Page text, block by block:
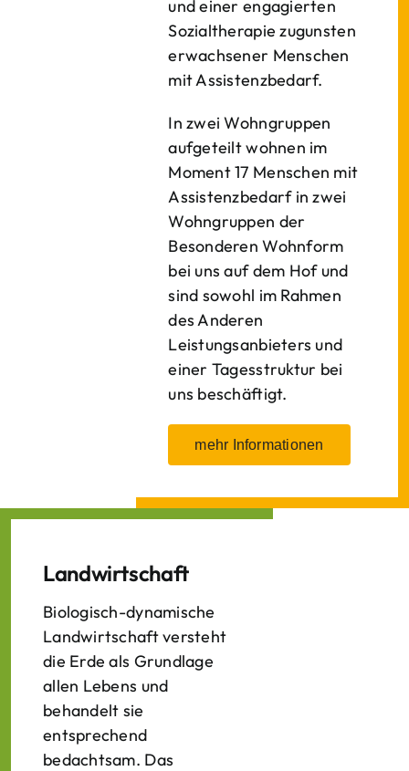
und einer engagierten
Sozialtherapie zugunsten
erwachsener Menschen
mit Assistenzbedarf.
In zwei Wohngruppen
aufgeteilt wohnen im
Moment 17 Menschen mit
Assistenzbedarf in zwei
Wohngruppen der
Besonderen Wohnform
bei uns auf dem Hof und
sind sowohl im Rahmen
des Anderen
Leistungsanbieters und
einer Tagesstruktur bei
uns beschäftigt.
mehr Informationen
Landwirtschaft
Biologisch-dynamische
Landwirtschaft versteht
die Erde als Grundlage
allen Lebens und
behandelt sie
entsprechend
bedachtsam. Das